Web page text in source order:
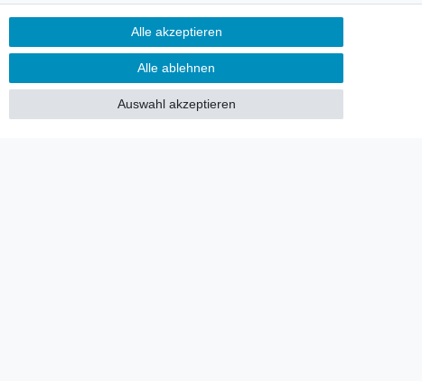
Sie möchten über neu eingetroffene
Lagerware oder Neuheiten
allgemein informiert werden?
Alle akzeptieren
Alle ablehnen
Auswahl akzeptieren